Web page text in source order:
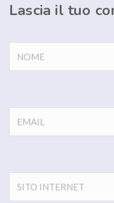
Lascia il tuo